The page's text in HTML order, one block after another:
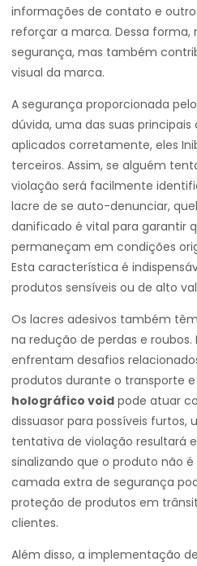
informações de contato e
reforçar a marca. Dessa forma,
segurança, mas também
visual da marca.
A segurança proporcionada
dúvida, uma das suas
aplicados corretamente, eles
terceiros. Assim, se alguém
violação será facilmente
lacre de se auto-denunciar,
danificado é vital para garantir
permaneçam em condições
Esta característica é
produtos sensíveis ou de alto
Os lacres adesivos também
na redução de perdas e roubos.
enfrentam desafios
produtos durante o transporte
holográfico void pode atuar
dissuasor para possíveis furtos,
tentativa de violação resultará
sinalizando que o produto não é
camada extra de segurança
proteção de produtos em
clientes.
Além disso, a implementação